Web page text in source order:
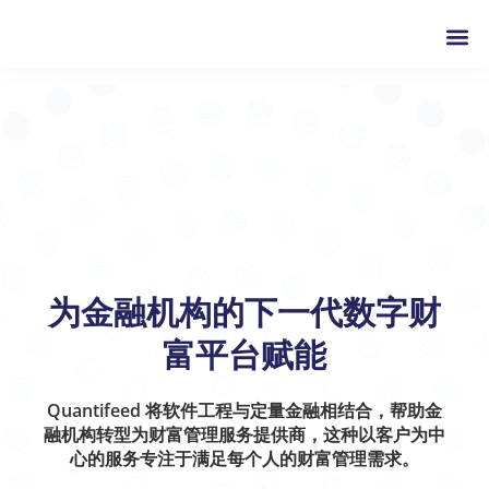
为金融机构的下一代数字财
富平台赋能
Quantifeed 将软件工程与定量金融相结合，帮助金
融机构转型为财富管理服务提供商，这种以客户为中
心的服务专注于满足每个人的财富管理需求。